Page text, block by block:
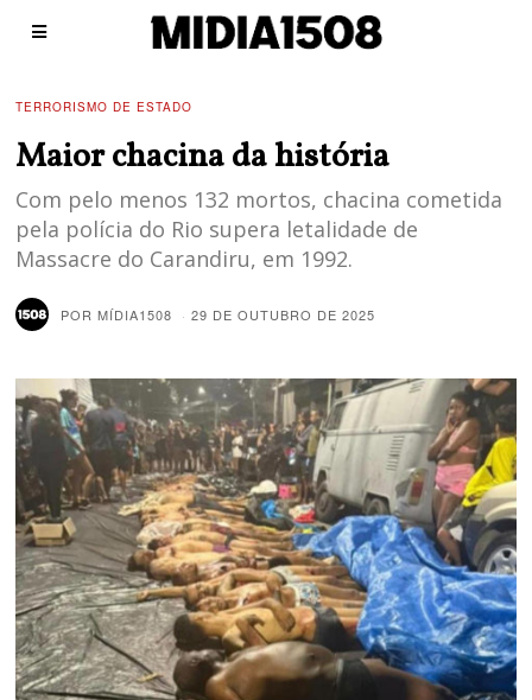
TERRORISMO DE ESTADO
Maior chacina da história
Com pelo menos 132 mortos, chacina cometida
pela polícia do Rio supera letalidade de
Massacre do Carandiru, em 1992.
PORMÍDIA1508 29 DE OUTUBRO DE 2025